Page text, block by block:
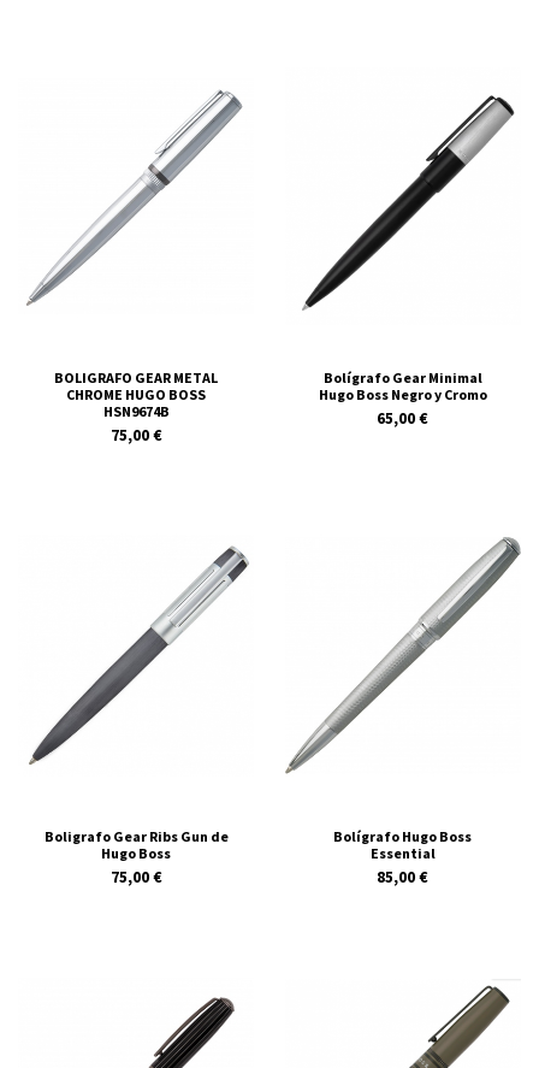
BOLIGRAFO GEAR METAL
CHROME HUGO BOSS
HSN9674B
75,00 €
Bolígrafo Gear Minimal
Hugo Boss Negro y Cromo
65,00 €
Boligrafo Gear Ribs Gun de
Hugo Boss
75,00 €
Bolígrafo Hugo Boss
Essential
85,00 €